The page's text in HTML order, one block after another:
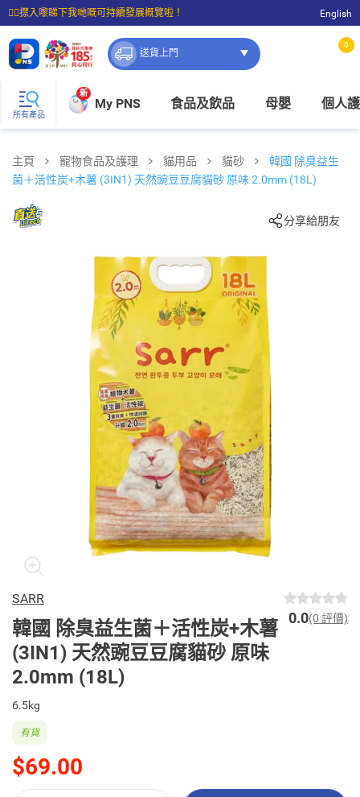
☝🏼㩒入嚟睇下我哋嘅可持續發展概覽啦！
⭐購物滿$399即享免費送貨；滿$100即可免費店取。
English
送貨上門
0
所有產品
新
My PNS 食品及飲品 母嬰 個人
主頁 寵物食品及護理 貓用品 貓砂
韓國 除臭益生
菌＋活性炭+木薯 (3IN1) 天然豌豆豆腐貓砂 原味 2.0mm (18L)
分享給朋友
SARR
韓國 除臭益生菌＋活性炭+木薯
(3IN1) 天然豌豆豆腐貓砂 原味
2.0mm (18L)
0.0(0 評價)
6.5kg
$69.00
有貨